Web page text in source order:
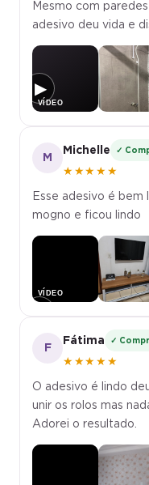
Mesmo com
adesivo deu vida e
▶
M
Michelle ✓
★★★★★
Esse adesivo é bem
mogno e ficou lindo
▶
F
Fátima ✓
★★★★★
O adesivo é lindo
unir os rolos mas
Adorei o resultado.